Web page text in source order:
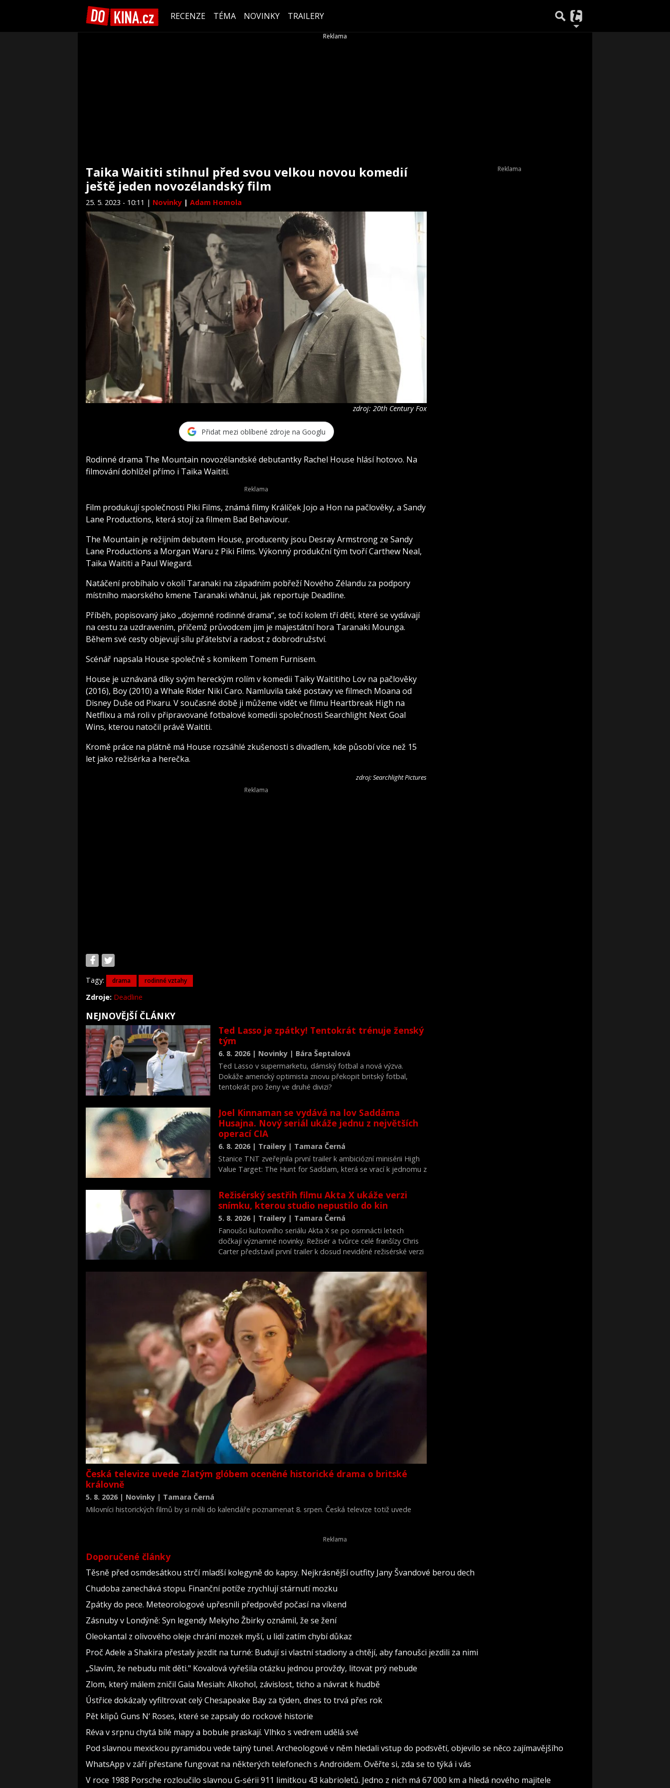
RECENZE TÉMA NOVINKY TRAILERY
Taika Waititi stihnul před svou velkou novou komedií
ještě jeden novozélandský film
25. 5. 2023 - 10:11 | Novinky | Adam Homola
zdroj: 20th Century Fox
Přidat mezi oblíbené zdroje na Googlu
Rodinné drama The Mountain novozélandské debutantky Rachel House hlásí hotovo. Na
filmování dohlížel přímo i Taika Waititi.
Film produkují společnosti Piki Films, známá filmy Králíček Jojo a Hon na pačlověky, a Sandy
Lane Productions, která stojí za filmem Bad Behaviour.
The Mountain je režijním debutem House, producenty jsou Desray Armstrong ze Sandy
Lane Productions a Morgan Waru z Piki Films. Výkonný produkční tým tvoří Carthew Neal,
Taika Waititi a Paul Wiegard.
Natáčení probíhalo v okolí Taranaki na západním pobřeží Nového Zélandu za podpory
místního maorského kmene Taranaki whānui, jak reportuje Deadline.
Příběh, popisovaný jako „dojemné rodinné drama“, se točí kolem tří dětí, které se vydávají
na cestu za uzdravením, přičemž průvodcem jim je majestátní hora Taranaki Mounga.
Během své cesty objevují sílu přátelství a radost z dobrodružství.
Scénář napsala House společně s komikem Tomem Furnisem.
House je uznávaná díky svým hereckým rolím v komedii Taiky Waititiho Lov na pačlověky
(2016), Boy (2010) a Whale Rider Niki Caro. Namluvila také postavy ve filmech Moana od
Disney Duše od Pixaru. V současné době ji můžeme vidět ve filmu Heartbreak High na
Netflixu a má roli v připravované fotbalové komedii společnosti Searchlight Next Goal
Wins, kterou natočil právě Waititi.
Kromě práce na plátně má House rozsáhlé zkušenosti s divadlem, kde působí více než 15
let jako režisérka a herečka.
zdroj: Searchlight Pictures
Tagy: drama rodinné vztahy
Zdroje: Deadline
NEJNOVĚJŠÍ ČLÁNKY
Ted Lasso je zpátky! Tentokrát trénuje ženský
tým
6. 8. 2026 | Novinky | Bára Šeptalová
Ted Lasso v supermarketu, dámský fotbal a nová výzva.
Dokáže americký optimista znovu překopit britský fotbal,
tentokrát pro ženy ve druhé divizi?
Joel Kinnaman se vydává na lov Saddáma
Husajna. Nový seriál ukáže jednu z největších
operací CIA
6. 8. 2026 | Trailery | Tamara Černá
Stanice TNT zveřejnila první trailer k ambiciózní minisérii High
Value Target: The Hunt for Saddam, která se vrací k jednomu z
Režisérský sestřih filmu Akta X ukáže verzi
snímku, kterou studio nepustilo do kin
5. 8. 2026 | Trailery | Tamara Černá
Fanoušci kultovního seriálu Akta X se po osmnácti letech
dočkají významné novinky. Režisér a tvůrce celé franšízy Chris
Carter představil první trailer k dosud neviděné režisérské verzi
Česká televize uvede Zlatým glóbem oceněné historické drama o britské
královně
5. 8. 2026 | Novinky | Tamara Černá
Milovníci historických filmů by si měli do kalendáře poznamenat 8. srpen. Česká televize totiž uvede
Doporučené články
Těsně před osmdesátkou strčí mladší kolegyně do kapsy. Nejkrásnější outfity Jany Švandové berou dech
Chudoba zanechává stopu. Finanční potíže zrychlují stárnutí mozku
Zpátky do pece. Meteorologové upřesnili předpověď počasí na víkend
Zásnuby v Londýně: Syn legendy Mekyho Žbirky oznámil, že se žení
Oleokantal z olivového oleje chrání mozek myší, u lidí zatím chybí důkaz
Proč Adele a Shakira přestaly jezdit na turné: Budují si vlastní stadiony a chtějí, aby fanoušci jezdili za nimi
„Slavím, že nebudu mít děti." Kovalová vyřešila otázku jednou provždy, litovat prý nebude
Zlom, který málem zničil Gaia Mesiah: Alkohol, závislost, ticho a návrat k hudbě
Ústřice dokázaly vyfiltrovat celý Chesapeake Bay za týden, dnes to trvá přes rok
Pět klipů Guns N‘ Roses, které se zapsaly do rockové historie
Réva v srpnu chytá bílé mapy a bobule praskají. Vlhko s vedrem udělá své
Pod slavnou mexickou pyramidou vede tajný tunel. Archeologové v něm hledali vstup do podsvětí, objevilo se něco zajímavějšího
WhatsApp v září přestane fungovat na některých telefonech s Androidem. Ověřte si, zda se to týká i vás
V roce 1988 Porsche rozloučilo slavnou G-sérii 911 limitkou 43 kabrioletů. Jedno z nich má 67 000 km a hledá nového majitele